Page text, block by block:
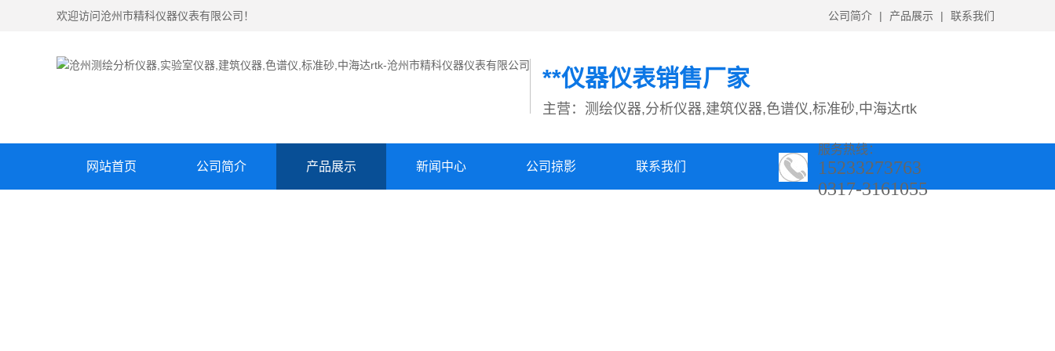
欢迎访问沧州市精科仪器仪表有限公司！ 公司简介 | 产品展示 | 联系我们
**仪器仪表销售厂家
主营：测绘仪器,分析仪器,建筑仪器,色谱仪,标准砂,中海达rtk
服务热线：
15233273763
0317-3161055
网站首页 公司简介 产品展示 新闻中心 公司掠影 联系我们